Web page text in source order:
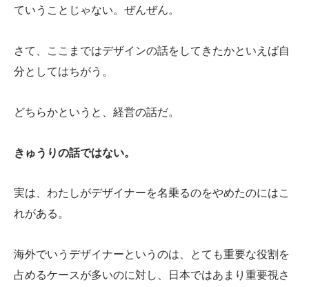
ていうことじゃない。ぜんぜん。
さて、ここまではデザインの話をしてきたかといえば自
分としてはちがう。
どちらかというと、経営の話だ。
きゅうりの話ではない。
実は、わたしがデザイナーを名乗るのをやめたのにはこ
れがある。
海外でいうデザイナーというのは、とても重要な役割を
占めるケースが多いのに対し、日本ではあまり重要視さ